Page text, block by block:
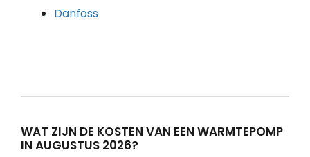
Danfoss
WAT ZIJN DE KOSTEN VAN EEN WARMTEPOMP
IN AUGUSTUS 2026?